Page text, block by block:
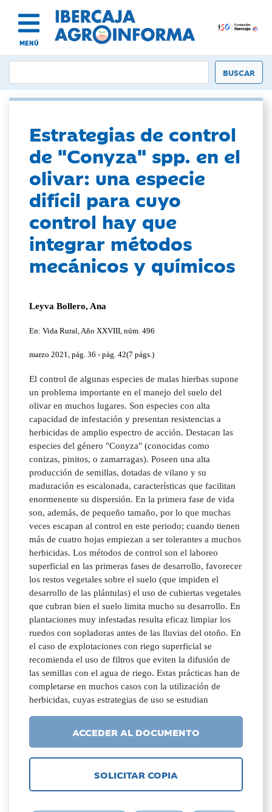
MENÚ
Estrategias de control
de "Conyza" spp. en el
olivar: una especie
difícil para cuyo
control hay que
integrar métodos
mecánicos y químicos
Leyva Bollero, Ana
En: Vida Rural, Año XXVIII, núm. 496
marzo 2021, pág. 36 - pág. 42(7 págs.)
El control de algunas especies de malas hierbas supone
un problema importante en el manejo del suelo del
olivar en muchos lugares. Son especies con alta
capacidad de infestación y presentan resistencias a
herbicidas de amplio espectro de acción. Destacan las
especies del género "Conyza" (conocidas como
conizas, pinitos, o zamarragas). Poseen una alta
producción de semillas, dotadas de vilano y su
maduración es escalonada, características que facilitan
enormenente su dispersión. En la primera fase de vida
son, además, de pequeño tamaño, por lo que muchas
veces escapan al control en este periodo; cuando tienen
más de cuatro hojas empiezan a ser tolerantes a muchos
herbicidas. Los métodos de control son el laboreo
superficial en las primeras fases de desarrollo, favorecer
los restos vegetales sobre el suelo (que impiden el
desarrollo de las plántulas) el uso de cubiertas vegetales
que cubran bien el suelo limita mucho su desarrollo. En
plantaciones muy infestadas resulta eficaz limpiar los
ruedos con sopladoras antes de las lluvias del otoño. En
el caso de explotaciones con riego superficial se
recomienda el uso de filtros que eviten la difusión de
las semillas con el agua de riego. Estas prácticas han de
completarse en muchos casos con la utilización de
herbicidas, cuyas estrategias de uso se estudian
ACCEDER AL DOCUMENTO
SOLICITAR COPIA